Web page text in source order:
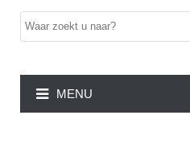
MENU